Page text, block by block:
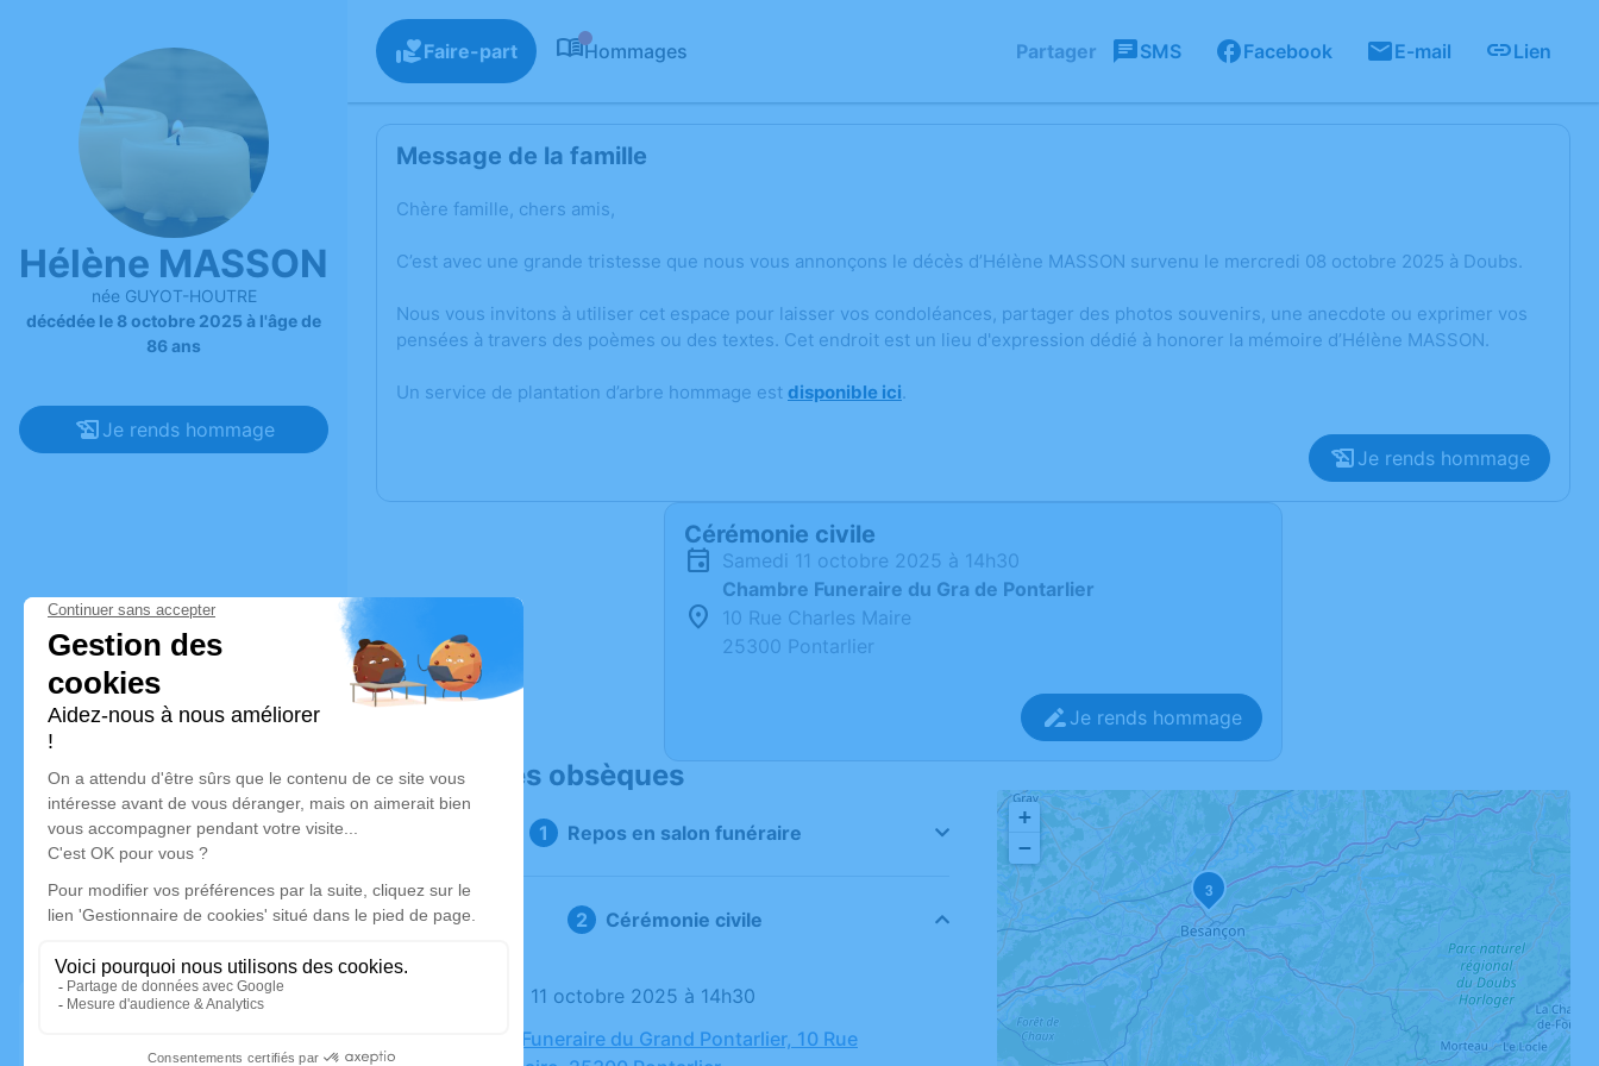
Hélène MASSON
née GUYOT-HOUTRE
décédée le 8 octobre 2025 à l'âge de
86 ans
Je rends hommage
Faire-part Hommages Partager SMS Facebook E-mail Lien
Message de la famille
Chère famille, chers amis,
C’est avec une grande tristesse que nous vous annonçons le décès d’Hélène MASSON survenu le mercredi 08 octobre 2025 à Doubs.
Nous vous invitons à utiliser cet espace pour laisser vos condoléances, partager des photos souvenirs, une anecdote ou exprimer vos
pensées à travers des poèmes ou des textes. Cet endroit est un lieu d'expression dédié à honorer la mémoire d’Hélène MASSON.
Un service de plantation d’arbre hommage est disponible ici.
Je rends hommage
Cérémonie civile
samedi 11 octobre 2025 à 14h30
Chambre Funeraire du Gra de Pontarlier
10 Rue Charles Maire
25300 Pontarlier
Je rends hommage
Déroulé des obsèques
Repos en salon funéraire
Cérémonie civile
Le samedi 11 octobre 2025 à 14h30
Chambre Funeraire du Grand Pontarlier, 10 Rue
3
+
−